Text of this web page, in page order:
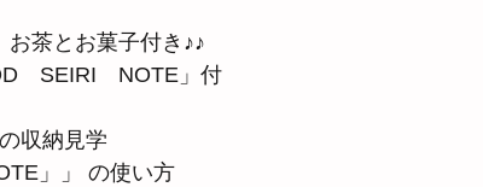
茶とお菓子付き♪♪
SEIRI　NOTE」付
収納見学
」」 の使い方